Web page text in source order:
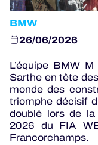
ELMS
ALMS
BMW
26/06/2026
L’équipe BMW
Sarthe en tête
monde des
triomphe décisif
doublé lors de
2026 du FIA
Francorchamps.